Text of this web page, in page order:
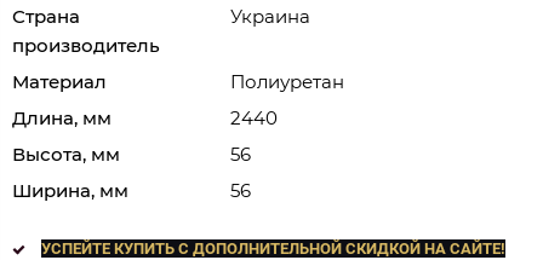
Страна
производитель
Украина
Материал
Полиуретан
Длина, мм
2440
Высота, мм
56
Ширина, мм
56
УСПЕЙТЕ КУПИТЬ C ДОПОЛНИТЕЛЬНОЙ СКИДКОЙ НА САЙТЕ!